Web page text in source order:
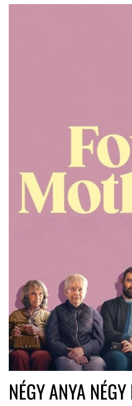
NÉGY ANYA